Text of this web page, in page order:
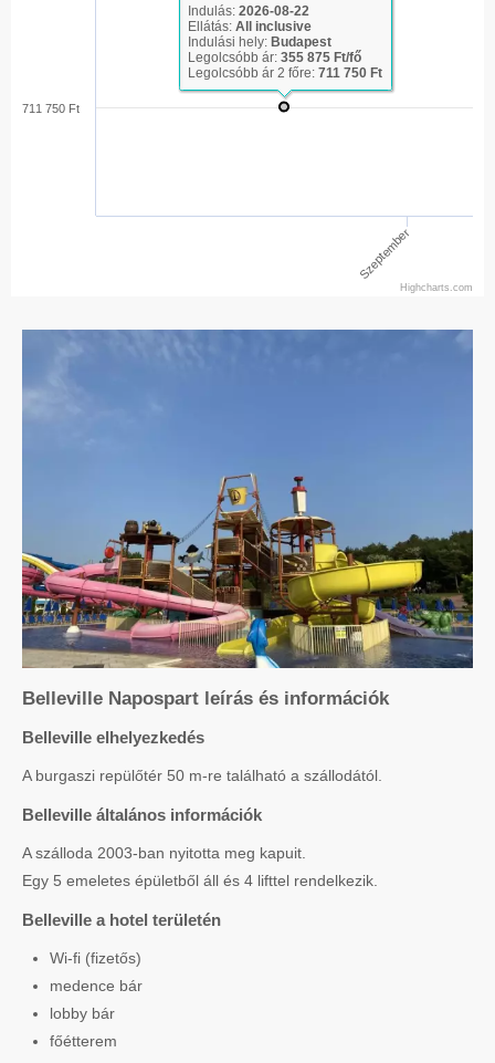
Szeptember
711 750 Ft
Highcharts.com
Indulás: 2026-08-22
Ellátás: All inclusive
Indulási hely: Budapest
Legolcsóbb ár: 355 875 Ft/fő
Legolcsóbb ár 2 főre: 711 750 Ft
Belleville Napospart leírás és információk
Belleville elhelyezkedés
A burgaszi repülőtér 50 m-re található a szállodától.
Belleville általános információk
A szálloda 2003-ban nyitotta meg kapuit.
Egy 5 emeletes épületből áll és 4 lifttel rendelkezik.
Belleville a hotel területén
Wi-fi (fizetős)
medence bár
lobby bár
főétterem